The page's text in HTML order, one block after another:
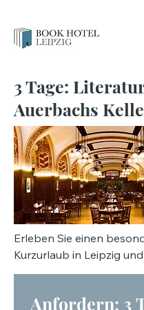
3 Tage:
Auerbachs
Erleben Sie einen
Kurzurlaub in Leipzig
Sie die Stadt von ihrer
Reisepaket für 3 Tage
Anfordern: 3